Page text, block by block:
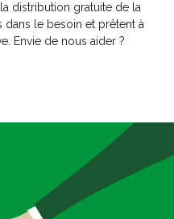
distribution gratuite de la
dans le besoin et prêtent à
Envie de nous aider ?